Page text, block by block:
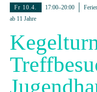
Fr 10.4. 17:00–20:00
ab 11 Jahre